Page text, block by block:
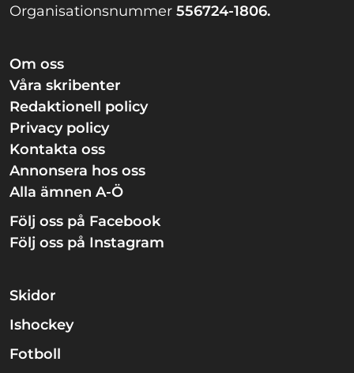
Organisationsnummer 556724-1806.
Om oss
Våra skribenter
Redaktionell policy
Privacy policy
Kontakta oss
Annonsera hos oss
Alla ämnen A-Ö
Följ oss på Facebook
Följ oss på Instagram
Skidor
Ishockey
Fotboll